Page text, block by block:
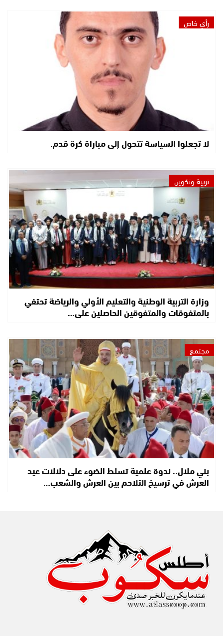
رأي خاص
لا تجعلوا السياسة تتحول إلى مباراة كرة قدم.
تربية وتكوين
وزارة التربية الوطنية والتعليم الأولي والرياضة تحتفي
بالمتفوقات والمتفوقين الحاصلين على…
مجتمع
بني ملال.. ندوة علمية تسلط الضوء على دلالات عيد
العرش في ترسيخ التلاحم بين العرش والشعب…